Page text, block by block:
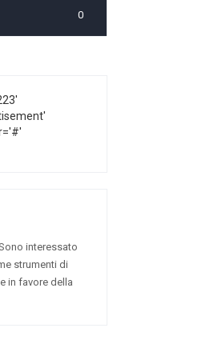
0
interessato
strumenti di
in favore della